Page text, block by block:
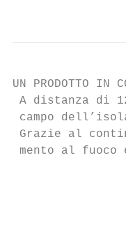
UN PRODOTTO IN
A distanza di
campo
Grazie al
mento al